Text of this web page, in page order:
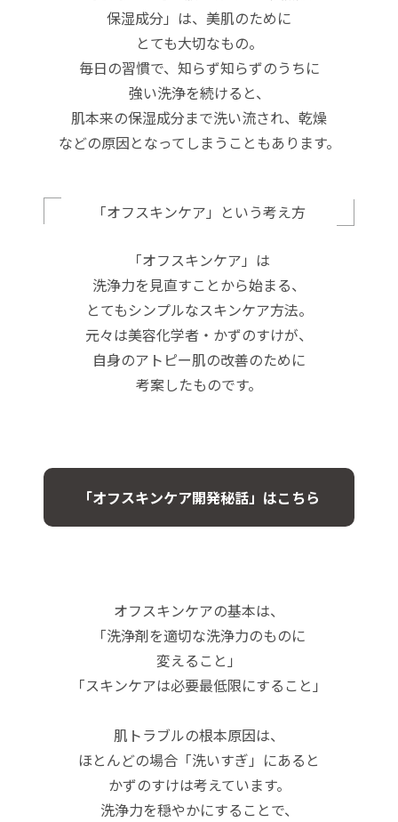
保湿成分」は、美肌のために
とても大切なもの。
毎日の習慣で、知らず知らずのうちに
強い洗浄を続けると、
肌本来の保湿成分まで洗い流され、乾燥
などの原因となってしまうこともあります。
「オフスキンケア」という考え方
「オフスキンケア」は
洗浄力を見直すことから始まる、
とてもシンプルなスキンケア方法。
元々は美容化学者・かずのすけが、
自身のアトピー肌の改善のために
考案したものです。
「オフスキンケア開発秘話」はこちら
オフスキンケアの基本は、
「洗浄剤を適切な洗浄力のものに
変えること」
「スキンケアは必要最低限にすること」
肌トラブルの根本原因は、
ほとんどの場合「洗いすぎ」にあると
かずのすけは考えています。
洗浄力を穏やかにすることで、